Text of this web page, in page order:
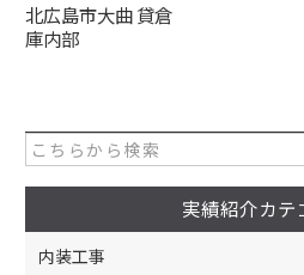
北広島市大曲 貸倉
庫内部
実績紹介カテ
内装工事